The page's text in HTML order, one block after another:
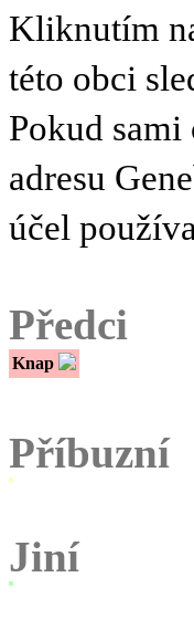
Kliknutím
této obci
Pokud
adresu
účel
Předci
Knap
Příbuzní
Jiní